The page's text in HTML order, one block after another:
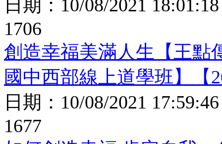
日期： 10/08/2021 18:01:18
1706
創造幸福美滿人生【王點
國中西部線上道學班】【
日期： 10/08/2021 17:59:46
1677